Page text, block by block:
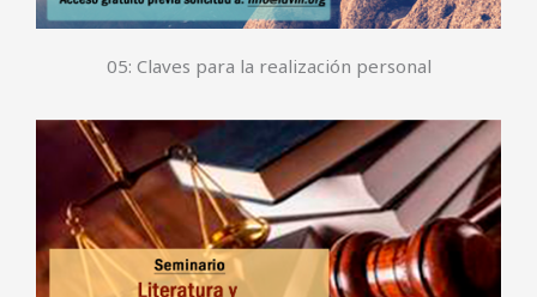
05: Claves para la realización personal